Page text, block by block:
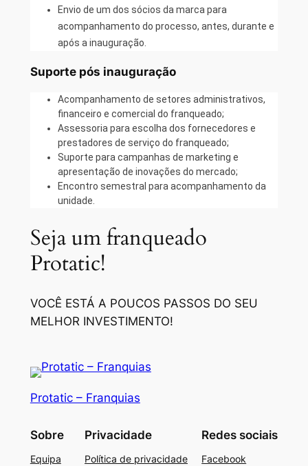
Envio de um dos sócios da marca para
acompanhamento do processo, antes, durante e
após a inauguração.
Suporte pós inauguração
Acompanhamento de setores administrativos,
financeiro e comercial do franqueado;
Assessoria para escolha dos fornecedores e
prestadores de serviço do franqueado;
Suporte para campanhas de marketing e
apresentação de inovações do mercado;
Encontro semestral para acompanhamento da
unidade.
Seja um franqueado
Protatic!
VOCÊ ESTÁ A POUCOS PASSOS DO SEU
MELHOR INVESTIMENTO!
Protatic – Franquias
Sobre
Equipa
Privacidade
Política de privacidade
Redes sociais
Facebook